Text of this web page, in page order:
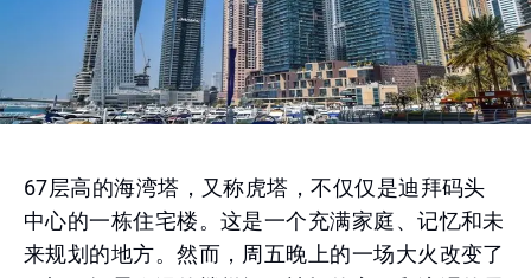
67层高的海湾塔，又称虎塔，不仅仅是迪拜码头
中心的一栋住宅楼。这是一个充满家庭、记忆和未
来规划的地方。然而，周五晚上的一场大火改变了